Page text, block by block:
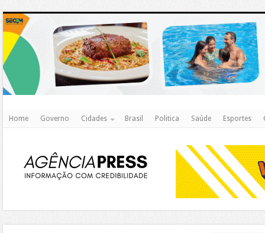
Home Governo Cidades Brasil Politica Saúde Esportes